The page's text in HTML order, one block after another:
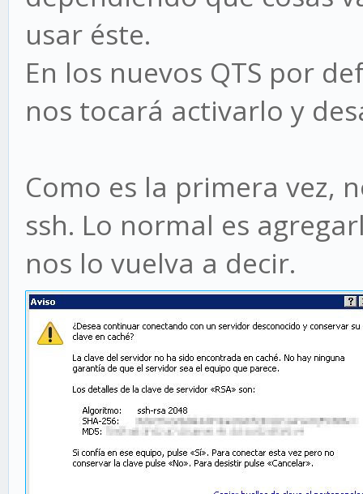
usar éste.
En los nuevos QTS por
nos tocará activarlo y
Como es la primera vez,
ssh. Lo normal es
nos lo vuelva a decir.